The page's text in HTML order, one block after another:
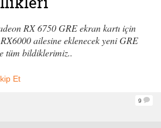
RX 6750 GRE ekran kartı için
ailesine eklenecek yeni GRE
tüm bildiklerimiz..
Et
9